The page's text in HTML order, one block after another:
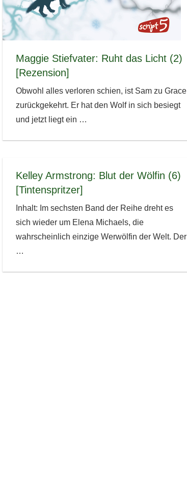
Maggie Stiefvater: Ruht das Licht (2)
[Rezension]
Obwohl alles verloren schien, ist Sam zu Grace
zurückgekehrt. Er hat den Wolf in sich besiegt
und jetzt liegt ein …
Kelley Armstrong: Blut der Wölfin (6)
[Tintenspritzer]
Inhalt: Im sechsten Band der Reihe dreht es
sich wieder um Elena Michaels, die
wahrscheinlich einzige Werwölfin der Welt. Der
…